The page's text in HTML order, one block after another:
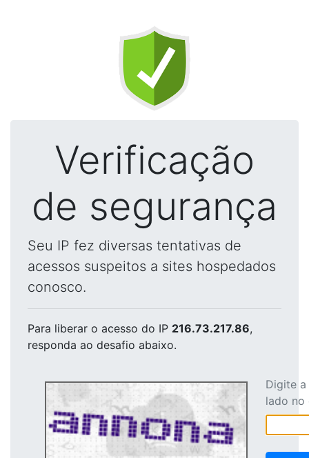
Verificação
de segurança
Seu IP fez diversas tentativas de
acessos suspeitos a sites hospedados
conosco.
Para liberar o acesso do IP 216.73.217.86,
responda ao desafio abaixo.
Digite
lado no